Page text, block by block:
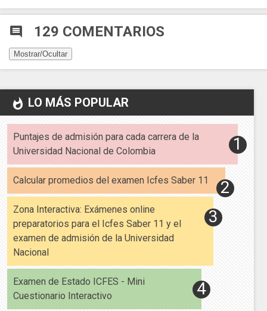
comment 129 COMENTARIOS
Mostrar/Ocultar
whatshot LO MÁS POPULAR
Puntajes de admisión para cada carrera de la
Universidad Nacional de Colombia
Calcular promedios del examen Icfes Saber 11
Zona Interactiva: Exámenes online
preparatorios para el Icfes Saber 11 y el
examen de admisión de la Universidad
Nacional
Examen de Estado ICFES - Mini
Cuestionario Interactivo